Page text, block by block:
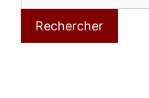
Rechercher